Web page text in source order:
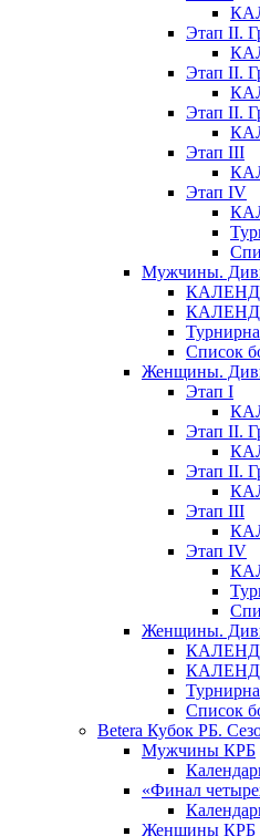
Этап II.
Этап II.
Этап II.
Этап III
Этап IV
Мужчины.
Список
Женщины.
Этап I
Этап II.
Этап II.
Этап III
Этап IV
Женщины.
Список
Betera Кубок РБ.
Мужчины КРБ
«Финал
Женщины КРБ